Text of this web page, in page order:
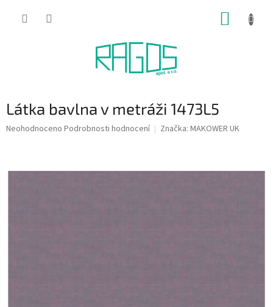
Látka bavlna v metráži 1473L5
Průměrné
0,0
Neohodnoceno Podrobnosti hodnocení Značka: MAKOWER UK